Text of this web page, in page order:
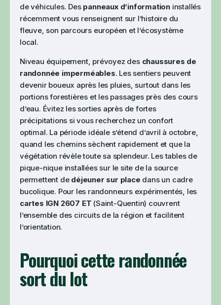
de véhicules. Des panneaux d’information installés
récemment vous renseignent sur l’histoire du
fleuve, son parcours européen et l’écosystème
local.
Niveau équipement, prévoyez des chaussures de
randonnée imperméables. Les sentiers peuvent
devenir boueux après les pluies, surtout dans les
portions forestières et les passages près des cours
d’eau. Évitez les sorties après de fortes
précipitations si vous recherchez un confort
optimal. La période idéale s’étend d’avril à octobre,
quand les chemins sèchent rapidement et que la
végétation révèle toute sa splendeur. Les tables de
pique-nique installées sur le site de la source
permettent de déjeuner sur place dans un cadre
bucolique. Pour les randonneurs expérimentés, les
cartes IGN 2607 ET (Saint-Quentin) couvrent
l’ensemble des circuits de la région et facilitent
l’orientation.
Pourquoi cette randonnée
sort du lot